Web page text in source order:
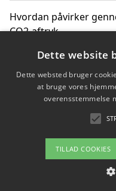
Hvordan påvirker
CO2-aftryk
Hvordan nyheder om
hverdag
Om / kontakt
Dette website
Dette websted bruger
at bruge vores
overensstemmelse
TILLAD COOKIES